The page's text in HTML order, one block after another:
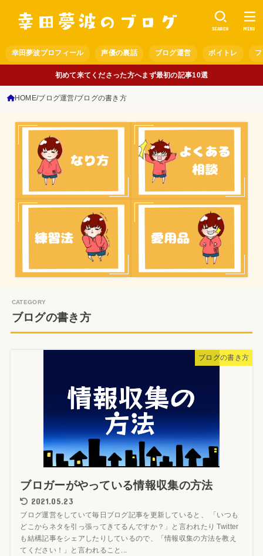
幸田夢波プロフィール 声優の裏話 ブログ運営 ボイトレ
SEARCH MENU
初めて来てくださった方へまず最初の記事10選
HOME ブログ運営 ブログの書き方
ブログの書き方
ブログの書き方
ブロガーがやっている情報収集の方法
2021.05.23
ブログ運営をしていて毎日ブログ記事を更新していると、 「いつも
どこからネタを引っ張ってきてるんですか？」と言われたり Twitter
も結構記事をシェアしたりしているので、「情報収集の方法を教え
てください！」と言われること...